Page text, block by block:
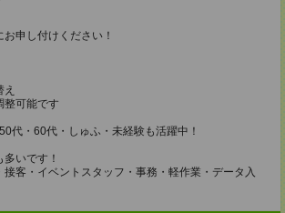
申し付けください！
可能です
代・60代・しゅふ・未経験も活躍中！
いです！
客・イベントスタッフ・事務・軽作業・データ入